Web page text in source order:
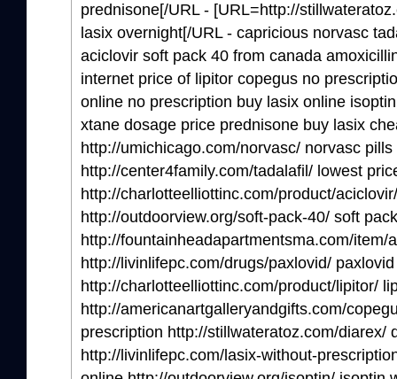
prednisone[/URL - [URL=http://
lasix overnight[/URL - capricious norvasc
aciclovir soft pack 40 from canada
internet price of lipitor copegus no
online no prescription buy lasix online
xtane dosage price prednisone buy lasix
http://umichicago.com/norvasc/ norvasc pills
http://center4family.com/tadalafil/ lowest
http://charlotteelliottinc.com/product/
http://outdoorview.org/soft-pack-40/ soft
http://fountainheadapartmentsma.com/item/
http://livinlifepc.com/drugs/paxlovid/
http://charlotteelliottinc.com/product/lipitor/
http://americanartgalleryandgifts.com/
prescription http://stillwateratoz.com/diarex/
http://livinlifepc.com/lasix-without-